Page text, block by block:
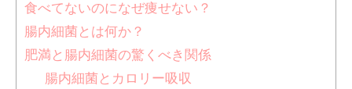
食べてないのになぜ痩せない？
腸内細菌とは何か？
肥満と腸内細菌の驚くべき関係
腸内細菌とカロリー吸収